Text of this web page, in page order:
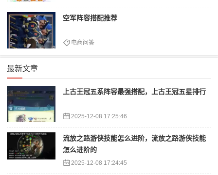
空军阵容搭配推荐
电商问答
最新文章
上古王冠五系阵容最强搭配，上古王冠五星排行
2025-12-08 17:25:46
流放之路游侠技能怎么进阶，流放之路游侠技能
怎么进阶的
2025-12-08 17:24:45